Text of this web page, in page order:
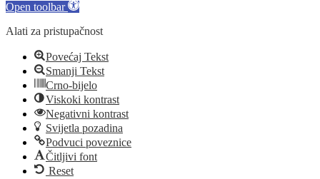
Open toolbar
Alati za pristupačnost
Povećaj Tekst
Smanji Tekst
Crno-bijelo
Viskoki kontrast
Negativni kontrast
Svijetla pozadina
Podvuci poveznice
Čitljivi font
Reset